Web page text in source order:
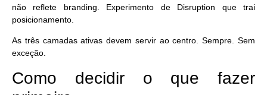
não reflete branding. Experimento de Disruption que trai
posicionamento.
As três camadas ativas devem servir ao centro. Sempre. Sem
exceção.
Como decidir o que fazer